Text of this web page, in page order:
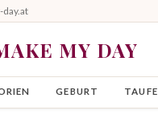
MY DAY
GEBURT TAUFE